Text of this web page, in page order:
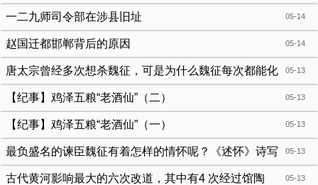
05-14
一二九师司令部在涉县旧址
05-14
赵国迁都邯郸背后的原因
05-13
唐太宗曾经多次想杀魏征，可是为什么魏征每次都能化
险为夷呢 05-13
【纪事】鸡泽五粮“老酒仙”（二）
05-13
【纪事】鸡泽五粮“老酒仙”（一）
05-13
最负盛名的谏臣魏征有着怎样的情怀呢？《述怀》诗写
的是什么呢？ 05-13
古代黄河影响最大的六次改道，其中有4 次经过馆陶